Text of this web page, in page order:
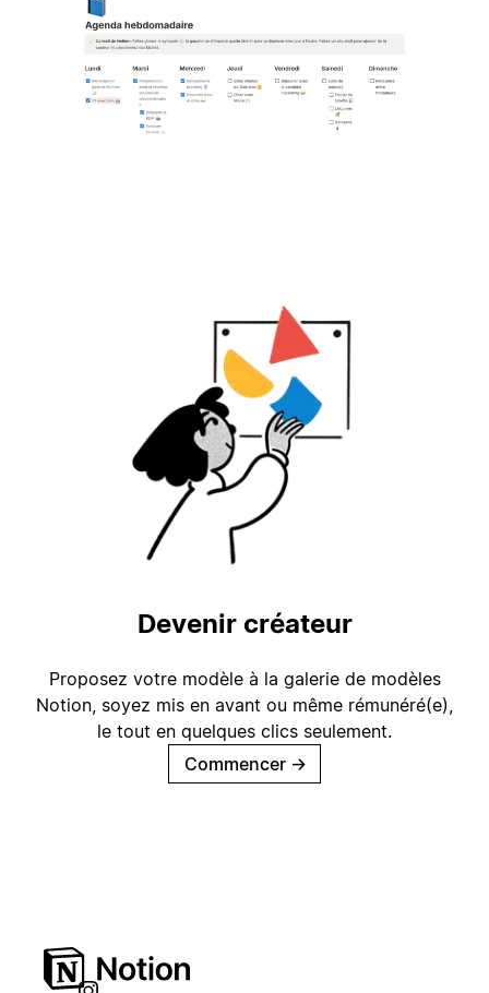
Devenir créateur
Proposez votre modèle à la galerie de modèles
Notion, soyez mis en avant ou même rémunéré(e),
le tout en quelques clics seulement.
Commencer →